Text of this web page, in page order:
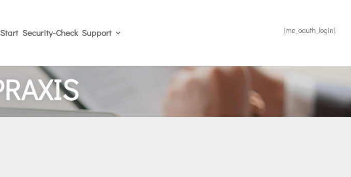
Start Security-Check Support [mo_oauth_login]